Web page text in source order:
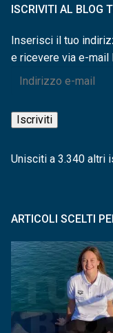
ISCRIVITI AL BLOG
Inserisci il tuo
e ricevere via e-mail
Indirizzo
mail
Iscriviti
Unisciti a 3.340 altri
ARTICOLI SCELTI